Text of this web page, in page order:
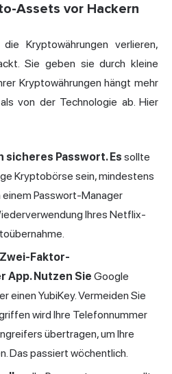
Assets vor Hackern
Kryptowährungen verlieren,
Sie geben sie durch kleine
Kryptowährungen hängt mehr
von der Technologie ab. Hier
sicheres Passwort. Es sollte
Kryptobörse sein, mindestens
einem Passwort-Manager
Ihres Netflix-
Faktor-
Nutzen Sie Google
einen YubiKey. Vermeiden Sie
wird Ihre Telefonnummer
übertragen, um Ihre
Das passiert wöchentlich.